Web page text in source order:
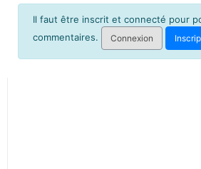
Il faut être inscrit et connecté pour
commentaires.
Connexion